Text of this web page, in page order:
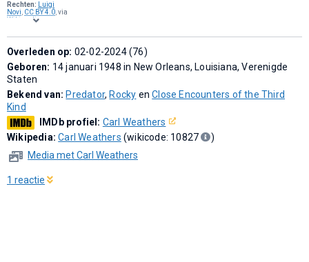
Rechten: Luigi
Novi, CC BY 4.0, via
Wikimedia
Overleden op: 02-02-2024 (76)
Geboren: 14 januari 1948 in New Orleans, Louisiana, Verenigde
Staten
Bekend van: Predator, Rocky enClose Encounters of the Third
Kind
IMDb profiel: Carl Weathers
Wikipedia:Carl Weathers (wikicode: 10827
)
Media met Carl Weathers
1 reactie